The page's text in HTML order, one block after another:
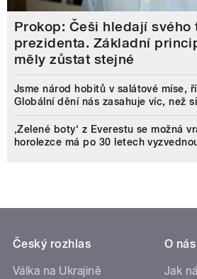
Prokop: Češi hledají svého
prezidenta. Základní
měly zůstat stejné
Jsme národ hobitů v salátové míse,
Globální dění nás zasahuje víc, než
‚Zelené boty‘ z Everestu se možná
horolezce má po 30 letech
Český rozhlas
Válka na Ukrajině
O nás
Jak